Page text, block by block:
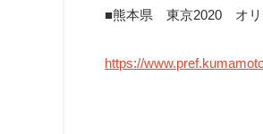
■熊本県 東京2020 オリ
https://